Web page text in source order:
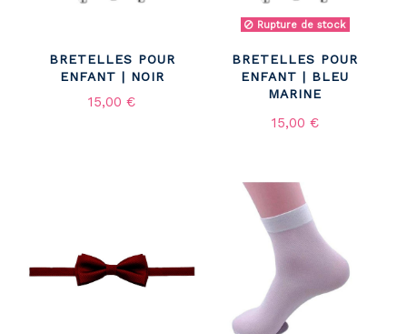
BRETELLES POUR
ENFANT | NOIR
15,00 €
Rupture de stock
BRETELLES POUR
ENFANT | BLEU
MARINE
15,00 €